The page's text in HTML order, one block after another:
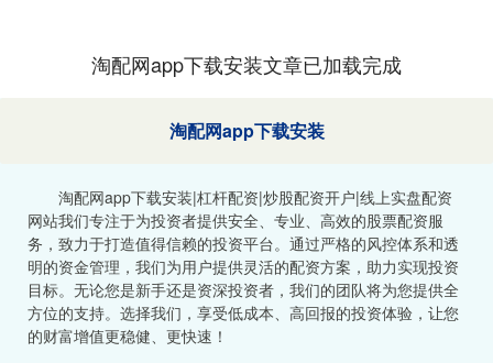
淘配网app下载安装文章已加载完成
淘配网app下载安装
淘配网app下载安装|杠杆配资|炒股配资开户|线上实盘配资
网站我们专注于为投资者提供安全、专业、高效的股票配资服
务，致力于打造值得信赖的投资平台。通过严格的风控体系和透
明的资金管理，我们为用户提供灵活的配资方案，助力实现投资
目标。无论您是新手还是资深投资者，我们的团队将为您提供全
方位的支持。选择我们，享受低成本、高回报的投资体验，让您
的财富增值更稳健、更快速！